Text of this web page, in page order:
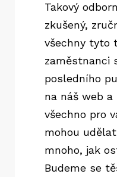
Takový
zkušený,
všechny tyto
zaměstnanci
posledního
na náš web
všechno pro
mohou
mnoho, jak
Budeme se